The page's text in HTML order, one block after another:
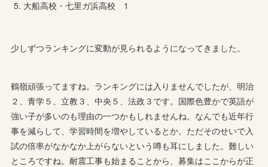
大船高校・七里ガ浜高校 1
少しずつランキングに変動が見られるようになってきました。
鶴嶺頑張ってますね。ランキングには入りませんでしたが、明治
２、青学５、立教３、中央５、法政３です。国際色豊かで英語が
強い子が多いのも理由の一つかもしれませんね。なんでも近年行
事を減らして、学習時間を増やしているとか。ただそのせいで入
試の倍率がなかなか上がらないという噂も耳にしました。難しい
ところですね。耐震工事も始まることから、募集はここからが正